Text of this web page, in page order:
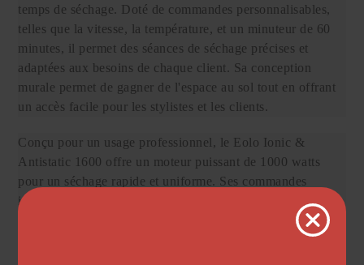
temps de séchage. Doté de commandes personnalisables,
telles que la vitesse, la température, et un minuteur de 60
minutes, il permet des séances de séchage précises et
adaptées aux besoins de chaque client. Sa conception
murale permet de gagner de l'espace au sol tout en offrant
un accès facile pour les stylistes et les clients.
Conçu pour un usage professionnel, le Eolo Ionic &
Antistatic 1600 offre un moteur puissant de 1000 watts
pour un séchage rapide et uniforme. Ses commandes
intuitives et son design élégant en font un ajout précieux à
tout salon, offrant des résultats de haute qualité pour des